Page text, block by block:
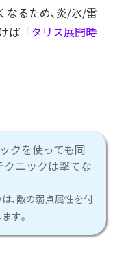
なるため､炎/氷/雷
ば 「タリス展開時
クを使っても同
クニックは撃てな
､敵の弱点属性を付
す｡